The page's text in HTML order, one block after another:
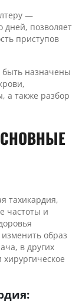
—
дней, позволяет
приступов
быть назначены
а также разбор
тахикардия,
частоты и
образ
в других